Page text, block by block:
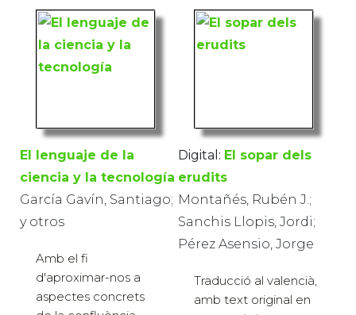
El lenguaje de la
ciencia y la tecnología
García Gavín, Santiago;
y otros
Amb el fi
d'aproximar-nos a
aspectes concrets
Digital: El sopar dels
erudits
Montañés, Rubén J.;
Sanchis Llopis, Jordi;
Pérez Asensio, Jorge
Traducció al valencià,
amb text original en